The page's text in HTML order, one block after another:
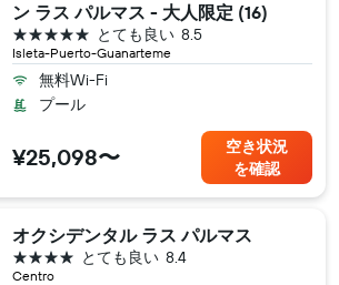
ン ラス パルマス - 大人限定 (16)
Isleta-Puerto-Guanarteme
8.5
とても良い
5つ星
無料Wi-Fi
プール
¥25,098〜
空き状況
を確認
オクシデンタル ラス パルマス
Centro
8.4
とても良い
4つ星